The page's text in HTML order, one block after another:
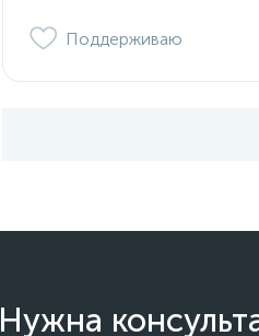
Поддерживаю
Нужна